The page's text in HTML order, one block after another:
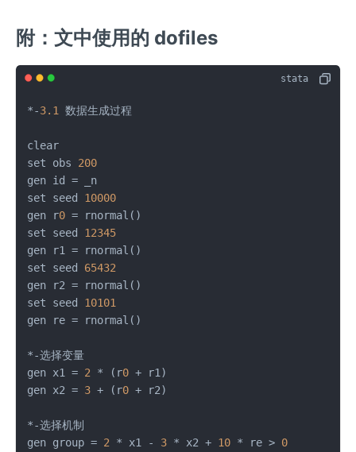
附：文中使用的 dofiles
*-3.1 数据生成过程
clear
set obs 200
gen id = _n
set seed 10000
gen r0 = rnormal()
set seed 12345
gen r1 = rnormal()
set seed 65432
gen r2 = rnormal()
set seed 10101
gen re = rnormal()
*-选择变量
gen x1 = 2 * (r0 + r1)
gen x2 = 3 + (r0 + r2)
*-选择机制
gen group = 2 * x1 - 3 * x2 + 10 * re > 0